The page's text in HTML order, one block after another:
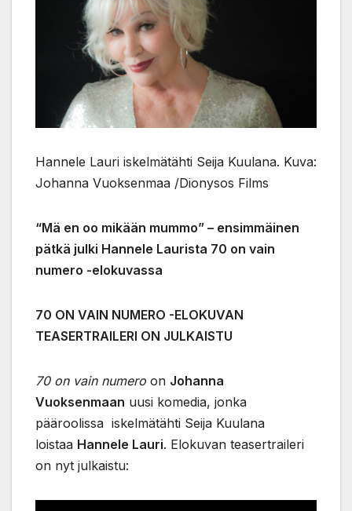
Hannele Lauri iskelmätähti Seija Kuulana. Kuva:
Johanna Vuoksenmaa /Dionysos Films
“Mä en oo mikään mummo” – ensimmäinen
pätkä julki Hannele Laurista 70 on vain
numero -elokuvassa
70 ON VAIN NUMERO -ELOKUVAN
TEASERTRAILERI ON JULKAISTU
70 on vain numero on Johanna
Vuoksenmaan uusi komedia, jonka
pääroolissa iskelmätähti Seija Kuulana
loistaa Hannele Lauri. Elokuvan teasertraileri
on nyt julkaistu: